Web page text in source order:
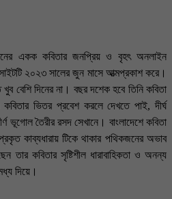
একক কবিতার জনপ্রিয় ও বৃহৎ অনলাইন
২০২৩ সালের জুন মাসে আত্মপ্রকাশ করে।
খুব বেশি দিনের না। বছর দশেক হবে তিনি কবিতা
ভিতর প্রবেশ করলে দেখতে পাই, দীর্ঘ
ভূগোল তৈরীর রসদ সেখানে। বাংলাদেশে কবিতা
কাব্যধারায় টিকে থাকার পথিকজনের অভাব
তার কবিতার সৃষ্টিশীল ধারাবাহিকতা ও অনন্য
দিয়ে।